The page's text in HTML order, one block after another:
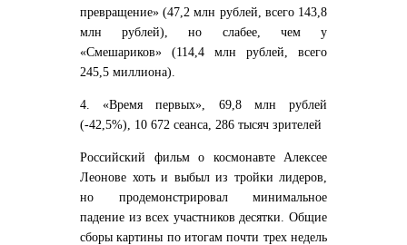
превращение» (47,2 млн рублей, всего 143,8
млн рублей), но слабее, чем у
«Смешариков» (114,4 млн рублей, всего
245,5 миллиона).
4. «Время первых», 69,8 млн рублей
(-42,5%), 10 672 сеанса, 286 тысяч зрителей
Российский фильм о космонавте Алексее
Леонове хоть и выбыл из тройки лидеров,
но продемонстрировал минимальное
падение из всех участников десятки. Общие
сборы картины по итогам почти трех недель